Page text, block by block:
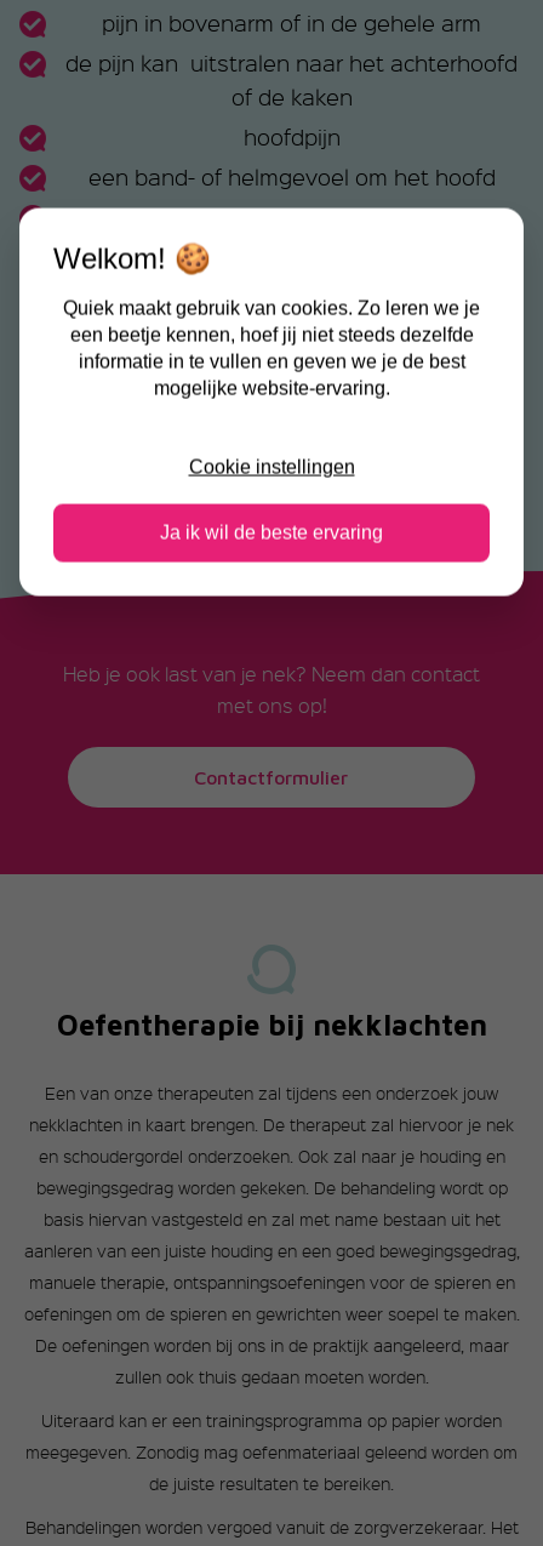
pijn in bovenarm of in de gehele arm
de pijn kan uitstralen naar het achterhoofd
of de kaken
hoofdpijn
een band- of helmgevoel om het hoofd
moeite met het over de schouders kijken
de nek voelt vermoeid, vooral aan het eind
concentratieproblemen en/of
vergeetachtigheid
Heb je ook last van je nek? Neem dan contact
met ons op!
Contactformulier
Oefentherapie bij nekklachten
Een van onze therapeuten zal tijdens een onderzoek jouw
nekklachten in kaart brengen. De therapeut zal hiervoor je nek
en schoudergordel onderzoeken. Ook zal naar je houding en
bewegingsgedrag worden gekeken. De behandeling wordt op
basis hiervan vastgesteld en zal met name bestaan uit het
aanleren van een juiste houding en een goed bewegingsgedrag,
manuele therapie, ontspanningsoefeningen voor de spieren en
oefeningen om de spieren en gewrichten weer soepel te maken.
De oefeningen worden bij ons in de praktijk aangeleerd, maar
zullen ook thuis gedaan moeten worden.
Uiteraard kan er een trainingsprogramma op papier worden
meegegeven. Zonodig mag oefenmateriaal geleend worden om
de juiste resultaten te bereiken.
Behandelingen worden vergoed vanuit de zorgverzekeraar. Het
Welkom! 🍪
Quiek maakt gebruik van cookies. Zo leren we je
een beetje kennen, hoef jij niet steeds dezelfde
informatie in te vullen en geven we je de best
mogelijke website-ervaring.
Cookie instellingen
Ja ik wil de beste ervaring